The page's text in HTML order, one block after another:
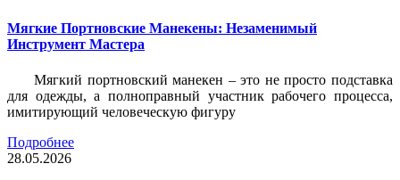
Мягкие Портновские Манекены: Незаменимый
Инструмент Мастера
Мягкий портновский манекен – это не просто подставка
для одежды, а полноправный участник рабочего процесса,
имитирующий человеческую фигуру
Подробнее
28.05.2026